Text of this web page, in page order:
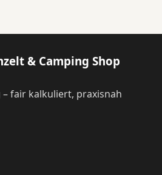
& Camping Shop
fair kalkuliert, praxisnah